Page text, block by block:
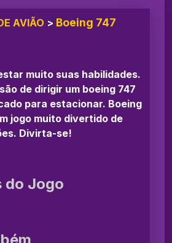
AVIÃO > Boeing 747
muito suas habilidades.
de dirigir um boeing 747
para estacionar. Boeing
jogo muito divertido de
Divirta-se!
do Jogo